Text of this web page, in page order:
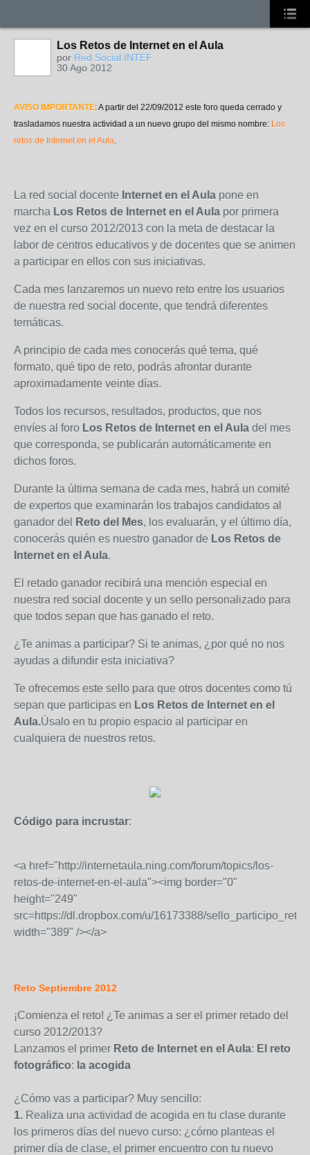
Los Retos de Internet en el Aula
por Red Social INTEF
30 Ago 2012
AVISO IMPORTANTE: A partir del 22/09/2012 este foro queda cerrado y
trasladamos nuestra actividad a un nuevo grupo del mismo nombre: Los
retos de Internet en el Aula.
La red social docente Internet en el Aula pone en
marcha Los Retos de Internet en el Aula por primera
vez en el curso 2012/2013 con la meta de destacar la
labor de centros educativos y de docentes que se animen
a participar en ellos con sus iniciativas.
Cada mes lanzaremos un nuevo reto entre los usuarios
de nuestra red social docente, que tendrá diferentes
temáticas.
A principio de cada mes conocerás qué tema, qué
formato, qué tipo de reto, podrás afrontar durante
aproximadamente veinte días.
Todos los recursos, resultados, productos, que nos
envíes al foro Los Retos de Internet en el Aula del mes
que corresponda, se publicarán automáticamente en
dichos foros.
Durante la última semana de cada mes, habrá un comité
de expertos que examinarán los trabajos candidatos al
ganador del
Reto del Mes, los evaluarán, y el último día,
conocerás quién es nuestro ganador de Los Retos de
Internet en el Aula.
El retado ganador recibirá una mención especial en
nuestra red social docente y un sello personalizado para
que todos sepan que has ganado el reto.
¿Te animas a participar? Si te animas, ¿por qué no nos
ayudas a difundir esta iniciativa?
Te ofrecemos este sello para que otros docentes como tú
sepan que participas en Los Retos de Internet en el
Aula.Úsalo en tu propio espacio al participar en
cualquiera de nuestros retos.
Código para incrustar:
<a href="http://internetaula.ning.com/forum/topics/los-
retos-de-internet-en-el-aula"><img border="0"
height="249"
src=https://dl.dropbox.com/u/16173388/
width="389" /></a>
Reto Septiembre 2012
¡Comienza el reto! ¿Te animas a ser el primer retado del
curso 2012/2013?
Lanzamos el primer Reto de Internet en el Aula: El reto
fotográfico: la acogida
¿Cómo vas a participar? Muy sencillo:
1. Realiza una actividad de acogida en tu clase durante
los primeros días del nuevo curso: ¿cómo planteas el
primer día de clase, el primer encuentro con tu nuevo